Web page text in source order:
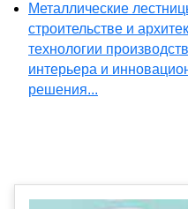
Металлические
строительстве и
технологии
интерьера и
решения...